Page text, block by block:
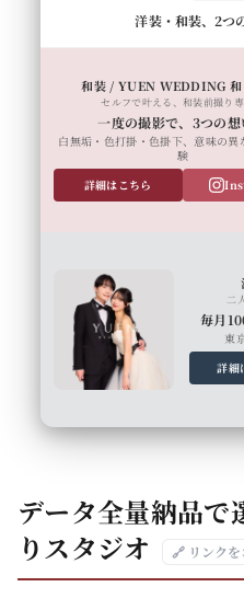
洋装・和装、2つ
和装 / YUEN WEDDING
セルフで叶える、和装前撮り
一度の撮影で、3つの想
白無垢・色打掛・色掛下、意味の異
験
詳細はこちら
二
毎月
東
詳細
データ全量納品で
りスタジオ
🔗 リンクを